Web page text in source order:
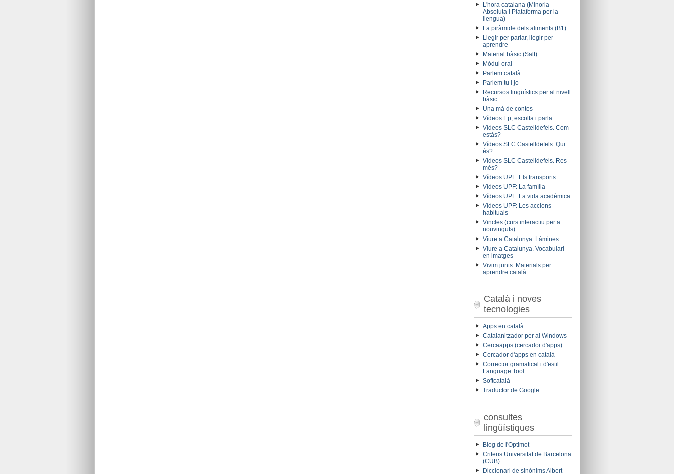
L'hora catalana (Minoria
Absoluta i Plataforma per la
llengua)
La piràmide dels aliments (B1)
Llegir per parlar, llegir per
aprendre
Material bàsic (Salt)
Mòdul oral
Parlem català
Parlem tu i jo
Recursos lingüístics per al nivell
bàsic
Una mà de contes
Vídeos Ep, escolta i parla
Vídeos SLC Castelldefels. Com
estàs?
Vídeos SLC Castelldefels. Qui
és?
Vídeos SLC Castelldefels. Res
més?
Vídeos UPF: Els transports
Vídeos UPF: La família
Vídeos UPF: La vida acadèmica
Vídeos UPF: Les accions
habituals
Vincles (curs interactiu per a
nouvinguts)
Viure a Catalunya. Làmines
Viure a Catalunya. Vocabulari
en imatges
Vivim junts. Materials per
aprendre català
Català i noves
tecnologies
Apps en català
Catalanitzador per al Windows
Cercaapps (cercador d'apps)
Cercador d'apps en català
Corrector gramatical i d'estil
Language Tool
Softcatalà
Traductor de Google
consultes
lingüístiques
Blog de l'Optimot
Criteris Universitat de Barcelona
(CUB)
Diccionari de sinònims Albert